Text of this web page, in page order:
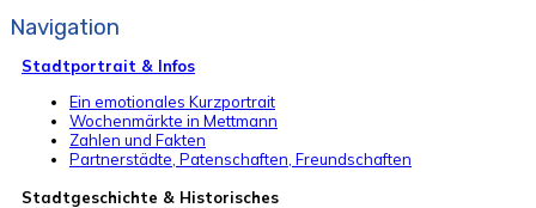
Navigation
Stadtportrait & Infos
Ein emotionales Kurzportrait
Wochenmärkte in Mettmann
Zahlen und Fakten
Partnerstädte, Patenschaften, Freundschaften
Stadtgeschichte & Historisches